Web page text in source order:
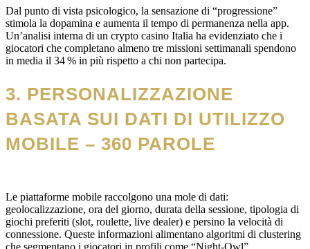
Dal punto di vista psicologico, la sensazione di “progressione”
stimola la dopamina e aumenta il tempo di permanenza nella app.
Un’analisi interna di un crypto casino Italia ha evidenziato che i
giocatori che completano almeno tre missioni settimanali spendono
in media il 34 % in più rispetto a chi non partecipa.
3. PERSONALIZZAZIONE
BASATA SUI DATI DI UTILIZZO
MOBILE – 360 PAROLE
Le piattaforme mobile raccolgono una mole di dati:
geolocalizzazione, ora del giorno, durata della sessione, tipologia di
giochi preferiti (slot, roulette, live dealer) e persino la velocità di
connessione. Queste informazioni alimentano algoritmi di clustering